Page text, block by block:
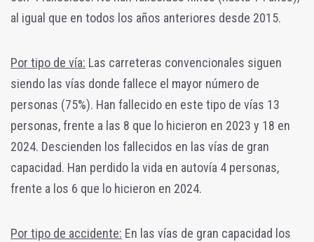
al igual que en todos los años anteriores desde 2015.
Por tipo de vía: Las carreteras convencionales siguen
siendo las vías donde fallece el mayor número de
personas (75%). Han fallecido en este tipo de vías 13
personas, frente a las 8 que lo hicieron en 2023 y 18 en
2024. Descienden los fallecidos en las vías de gran
capacidad. Han perdido la vida en autovía 4 personas,
frente a los 6 que lo hicieron en 2024.
Por tipo de accidente: En las vías de gran capacidad los